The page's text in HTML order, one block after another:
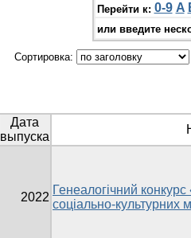
Перейти к: 0-9 A
или введите
Сортировка:
Дата
выпуска
2022
Генеалогічний конкурс
соціально-культурних